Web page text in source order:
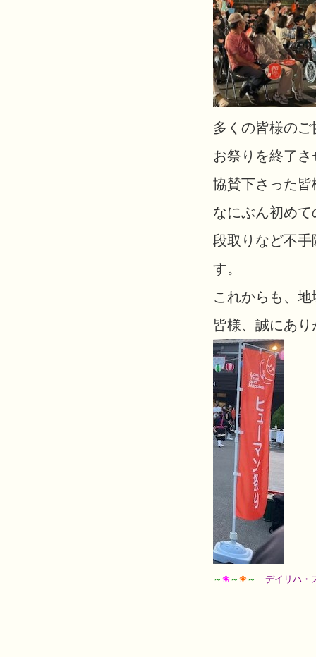
多くの皆様の
お祭りを終了
協賛下さった
なにぶん初め
段取りなど不
す。
これからも、
皆様、誠にあ
～❀～❀～ デイリハ・